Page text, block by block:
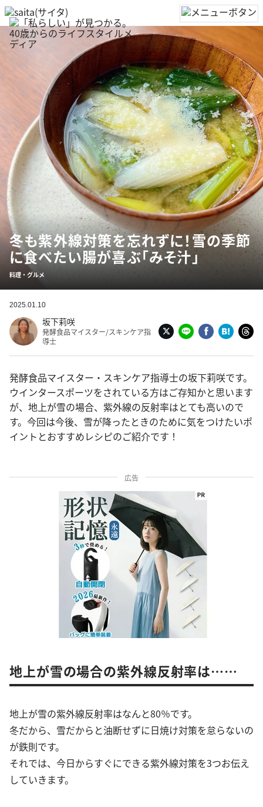
冬も紫外線対策を忘れずに！雪の季節
に食べたい腸が喜ぶ「みそ汁」
料理・グルメ
2025.01.10
坂下莉咲
発酵食品マイスター/スキンケア指
導士
発酵食品マイスター・スキンケア指導士の坂下莉咲です。
ウインタースポーツをされている方はご存知かと思います
が、地上が雪の場合、紫外線の反射率はとても高いので
す。今回は今後、雪が降ったときのために気をつけたいポ
イントとおすすめレシピのご紹介です！
広告
地上が雪の場合の紫外線反射率は……
地上が雪の紫外線反射率はなんと80％です。
冬だから、雪だからと油断せずに日焼け対策を怠らないの
が鉄則です。
それでは、今日からすぐにできる紫外線対策を3つお伝え
していきます。